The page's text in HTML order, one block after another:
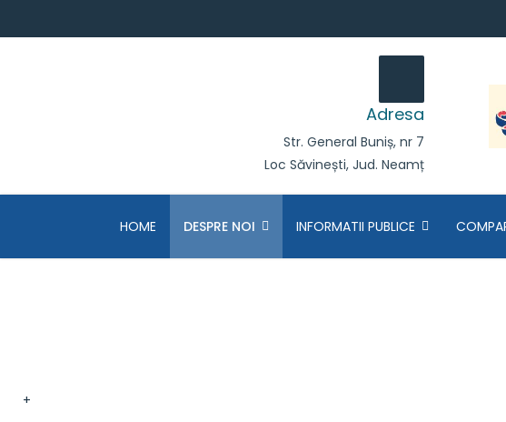
Adresa
Str. General Buniș, nr 7
Loc Săvinești, Jud. Neamț
HOME DESPRE NOI INFORMATII PUBLICE
+